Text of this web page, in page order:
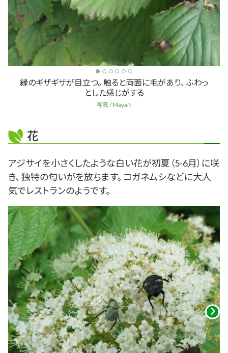
縁のギザギザが目立つ。 触ると両面に毛があり、 ふわっ
とした感じがする
写真 / MayaN
花
アジサイを小さくしたような白い花が初夏（5-6月）に咲
き、 独特の匂いがを放ちます。 コガネムシなどに大人
気でレストランのようです。